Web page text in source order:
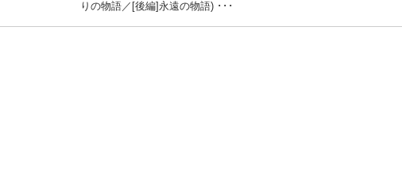
りの物語／[後編]永遠の物語) ･･･